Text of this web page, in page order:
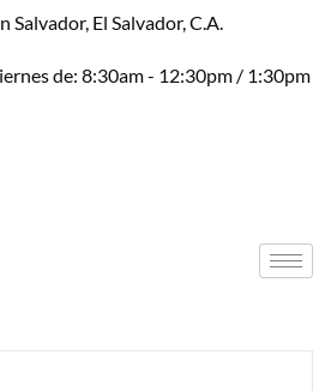
Salvador, El Salvador, C.A.
de: 8:30am - 12:30pm / 1:30pm